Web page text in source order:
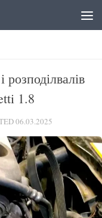
розподілвалів
1.8
06.03.2025